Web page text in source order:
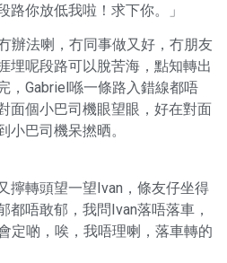
路你放低我啦！求下你。」
辦法喇，冇同事做又好，冇朋友
埋呢段路可以脫苦海，點知轉出
，Gabriel喺一條路入錯線都唔
面個小巴司機眼望眼，好在對面
小巴司機呆撚晒。
擰轉頭望一望Ivan，條友仔坐得
都唔敢郁，我問Ivan落唔落車，
定啲，唉，我唔理喇，落車轉的